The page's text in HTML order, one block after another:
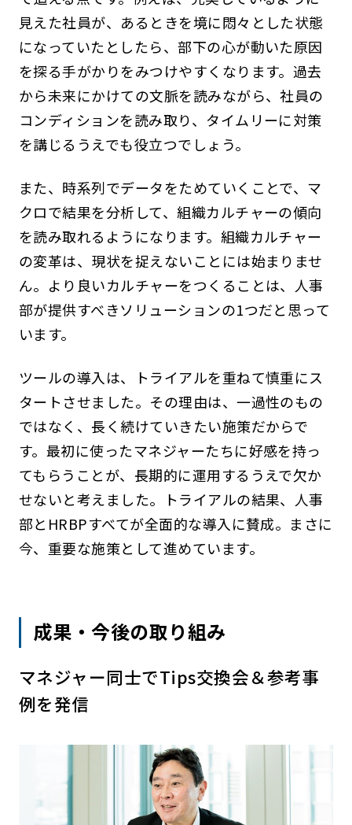
見えた社員が、あるときを境に悶々とした状態
になっていたとしたら、部下の心が動いた原因
を探る手がかりをみつけやすくなります。過去
から未来にかけての文脈を読みながら、社員の
コンディションを読み取り、タイムリーに対策
を講じるうえでも役立つでしょう。
また、時系列でデータをためていくことで、マ
クロで結果を分析して、組織カルチャーの傾向
を読み取れるようになります。組織カルチャー
の変革は、現状を捉えないことには始まりませ
ん。より良いカルチャーをつくることは、人事
部が提供すべきソリューションの1つだと思って
います。
ツールの導入は、トライアルを重ねて慎重にス
タートさせました。その理由は、一過性のもの
ではなく、長く続けていきたい施策だからで
す。最初に使ったマネジャーたちに好感を持っ
てもらうことが、長期的に運用するうえで欠か
せないと考えました。トライアルの結果、人事
部とHRBPすべてが全面的な導入に賛成。まさに
今、重要な施策として進めています。
成果・今後の取り組み
マネジャー同士でTips交換会＆参考事
例を発信